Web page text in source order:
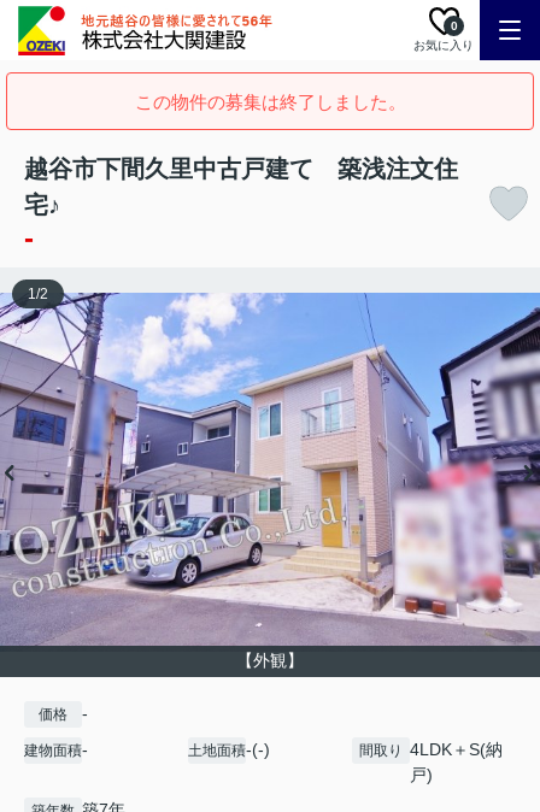
お気に入り
0
この物件の募集は終了しました。
越谷市下間久里中古戸建て 築浅注文住
宅♪
-
【外観】
1/2
価格 -
建物面積- 土地面積-(-) 間取り
4LDK＋S(納
戸)